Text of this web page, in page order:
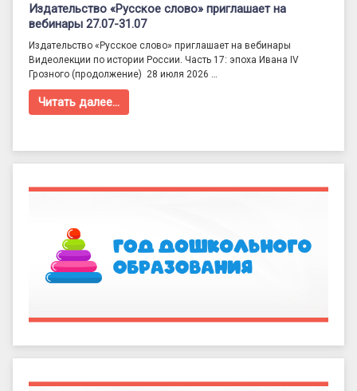
Издательство «Русское слово» приглашает на
вебинары 27.07-31.07
Издательство «Русское слово» приглашает на вебинары
Видеолекции по истории России. Часть 17: эпоха Ивана IV
Грозного (продолжение) 28 июля 2026 …
Читать далее…